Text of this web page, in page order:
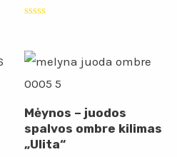
5
Mėynos – juodos
spalvos ombre kilimas
„Ulita“